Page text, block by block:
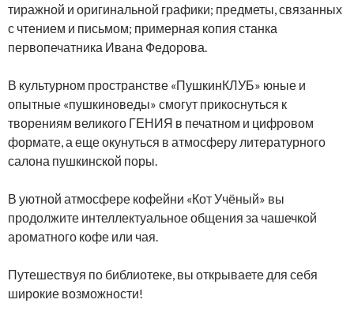
тиражной и оригинальной графики; предметы, связанных
с чтением и письмом; примерная копия станка
первопечатника Ивана Федорова.
В культурном пространстве «ПушкинКЛУБ» юные и
опытные «пушкиноведы» смогут прикоснуться к
творениям великого ГЕНИЯ в печатном и цифровом
формате, а еще окунуться в атмосферу литературного
салона пушкинской поры.
В уютной атмосфере кофейни «Кот Учёный» вы
продолжите интеллектуальное общения за чашечкой
ароматного кофе или чая.
Путешествуя по библиотеке, вы открываете для себя
широкие возможности!